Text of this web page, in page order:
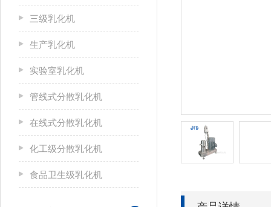
三级乳化机
生产乳化机
实验室乳化机
管线式分散乳化机
在线式分散乳化机
化工级分散乳化机
食品卫生级乳化机